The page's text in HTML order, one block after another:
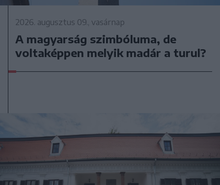
2026. augusztus 09., vasárnap
A magyarság szimbóluma, de
voltaképpen melyik madár a turul?